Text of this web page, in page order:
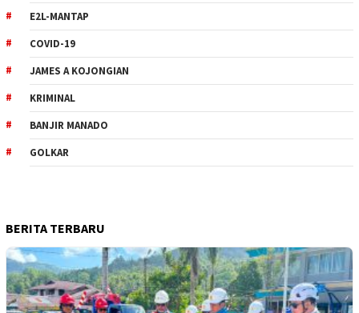
E2L-MANTAP
COVID-19
JAMES A KOJONGIAN
KRIMINAL
BANJIR MANADO
GOLKAR
BERITA TERBARU